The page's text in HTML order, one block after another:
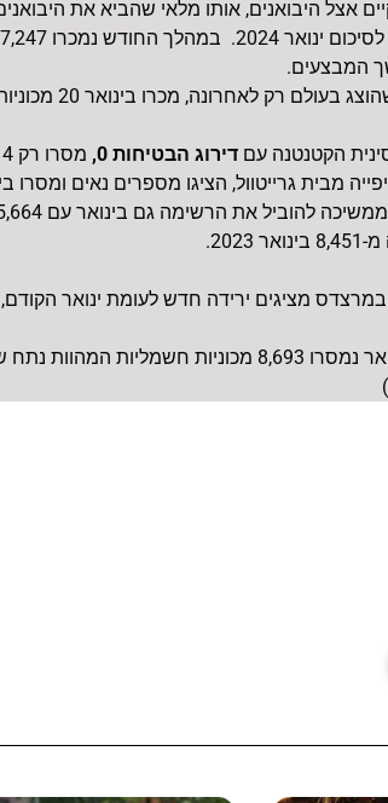
אצל היבואנים, אותו מלאי שהביא את
המבצעים.
בינואר 20 מכוניות בלבד וזאת למרות קמפיין השקה אגרסיבי של המותג.
הקטנטנה עם דירוג הבטיחות 0,
מסרו רק 14 מכוניות.
גרייטוול, הציגו מספרים נאים ומסרו בינואר 242 מכוניות וזאת לאחר שבכל שנת 2023 מסרו
ירידה חדש לעומת ינואר הקודם, מסירה של 434 מכוניות לעומת